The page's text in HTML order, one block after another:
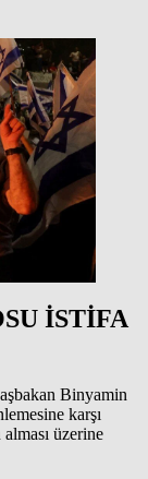
İSTİFA
Binyamin
karşı
üzerine